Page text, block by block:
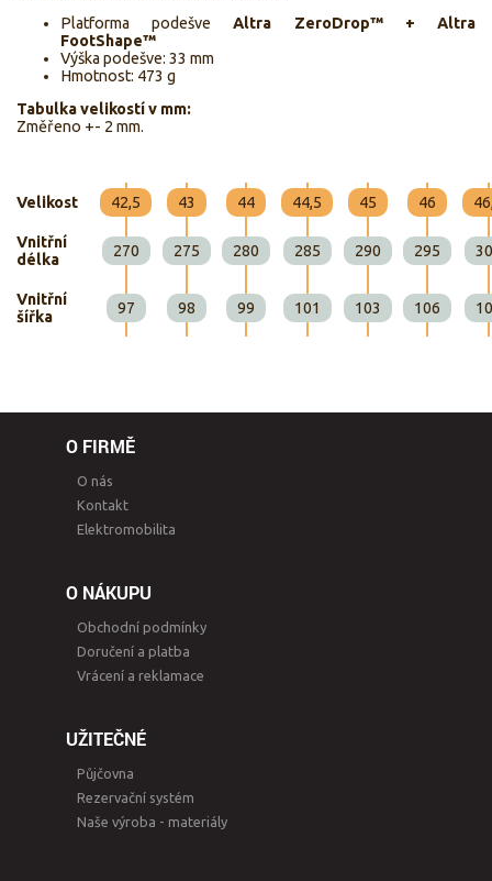
Platforma podešveAltra ZeroDrop™ + Altra
FootShape™
Výška podešve: 33 mm
Hmotnost: 473 g
Tabulka velikostí v mm:
Změřeno +- 2 mm.
Velikost 42,5 43 44 44,5 45 46
Vnitřní
délka
270 275 280 285 290 295
Vnitřní
šířka
97 98 99 101 103 106
O FIRMĚ
O nás
Kontakt
Elektromobilita
O NÁKUPU
Obchodní podmínky
Doručení a platba
Vrácení a reklamace
UŽITEČNÉ
Půjčovna
Rezervační systém
Naše výroba - materiály